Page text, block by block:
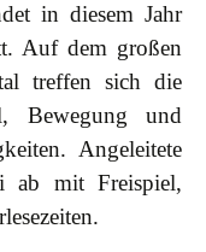
in diesem Jahr
Auf dem großen
treffen sich die
Bewegung und
Angeleitete
ab mit Freispiel,